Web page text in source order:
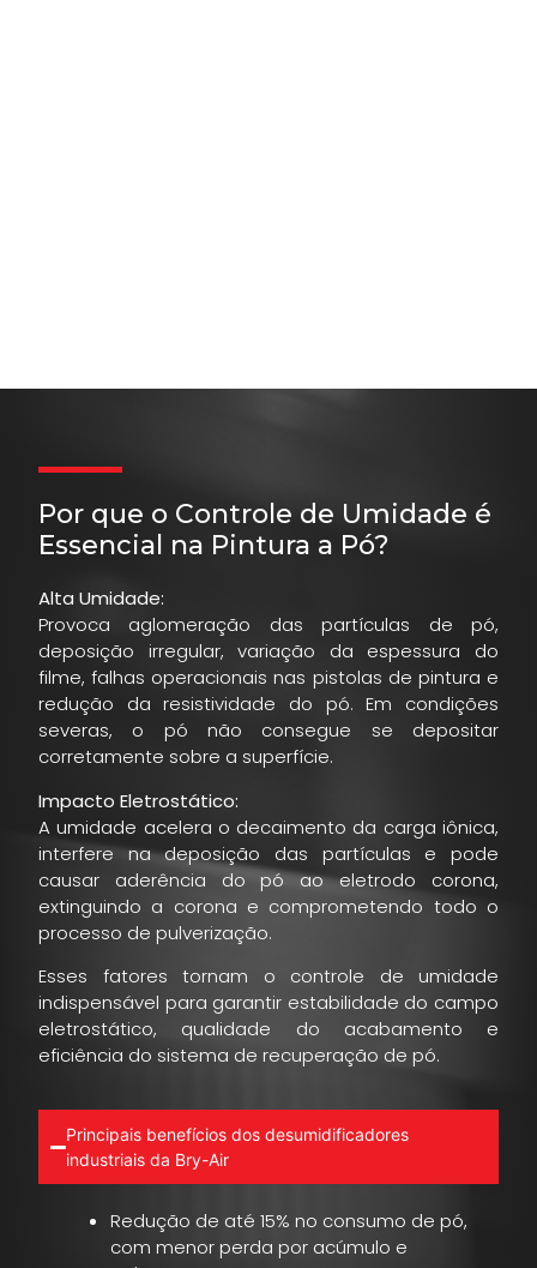
Por que o Controle de Umidade é
Essencial na Pintura a Pó?
Alta Umidade:
Provoca aglomeração das partículas de pó,
deposição irregular, variação da espessura do
filme, falhas operacionais nas pistolas de pintura e
redução da resistividade do pó. Em condições
severas, o pó não consegue se depositar
corretamente sobre a superfície.
Impacto Eletrostático:
A umidade acelera o decaimento da carga iônica,
interfere na deposição das partículas e pode
causar aderência do pó ao eletrodo corona,
extinguindo a corona e comprometendo todo o
processo de pulverização.
Esses fatores tornam o controle de umidade
indispensável para garantir estabilidade do campo
eletrostático, qualidade do acabamento e
eficiência do sistema de recuperação de pó.
Principais benefícios dos desumidificadores
industriais da Bry-Air
Redução de até 15% no consumo de pó,
com menor perda por acúmulo e